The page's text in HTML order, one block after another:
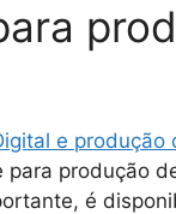
e produção
produção
é